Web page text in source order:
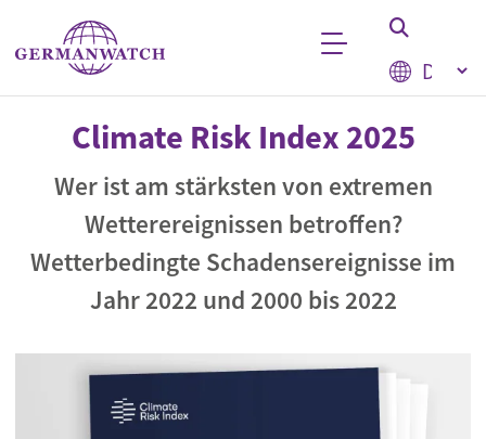
Direkt zum Inhalt
Select
Stichwortsuche
Climate Risk Index 2025
Wer ist am stärksten von extremen
Wetterereignissen betroffen?
Wetterbedingte Schadensereignisse im
Jahr 2022 und 2000 bis 2022